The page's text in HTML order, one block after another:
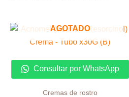
AGOTADO
Consultar por WhatsApp
Cremas de rostro